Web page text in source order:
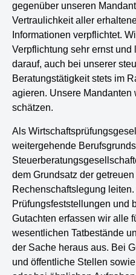
gegenüber unseren
Vertraulichkeit aller
Informationen verpflichtet.
Verpflichtung sehr ernst und
darauf, auch bei unserer
Beratungstätigkeit stets im
agieren. Unsere Mandanten
schätzen.
Als
weitergehende
dem Grundsatz der
Rechenschaftslegung leiten.
Prüfungsfeststellungen und
Gutachten erfassen wir alle
wesentlichen Tatbestände
der Sache heraus aus. Bei
und öffentliche Stellen